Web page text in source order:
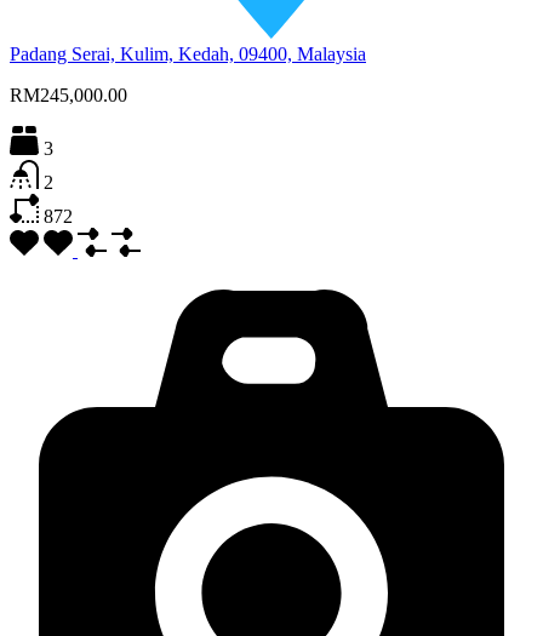
Padang Serai, Kulim, Kedah, 09400, Malaysia
RM245,000.00
3
2
872